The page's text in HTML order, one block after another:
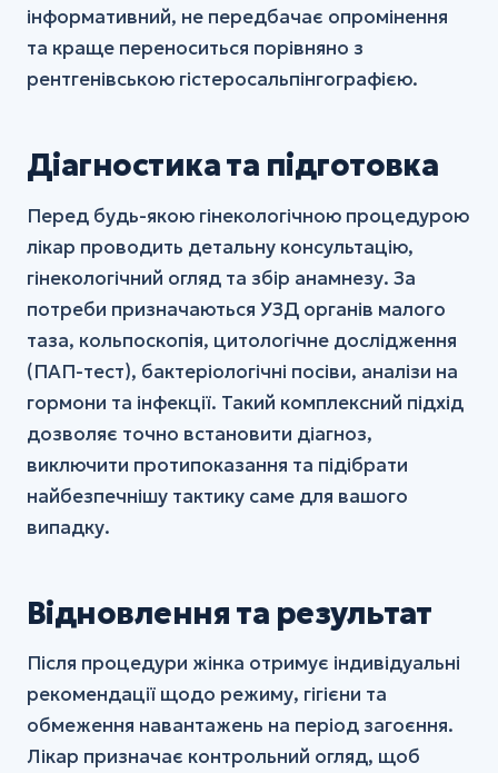
інформативний, не передбачає опромінення
та краще переноситься порівняно з
рентгенівською гістеросальпінгографією.
Діагностика та підготовка
Перед будь-якою гінекологічною процедурою
лікар проводить детальну консультацію,
гінекологічний огляд та збір анамнезу. За
потреби призначаються УЗД органів малого
таза, кольпоскопія, цитологічне дослідження
(ПАП-тест), бактеріологічні посіви, аналізи на
гормони та інфекції. Такий комплексний підхід
дозволяє точно встановити діагноз,
виключити протипоказання та підібрати
найбезпечнішу тактику саме для вашого
випадку.
Відновлення та результат
Після процедури жінка отримує індивідуальні
рекомендації щодо режиму, гігієни та
обмеження навантажень на період загоєння.
Лікар призначає контрольний огляд, щоб